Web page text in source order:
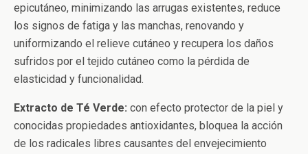
epicutáneo, minimizando las arrugas existentes, reduce
los signos de fatiga y las manchas, renovando y
uniformizando el relieve cutáneo y recupera los daños
sufridos por el tejido cutáneo como la pérdida de
elasticidad y funcionalidad.
Extracto de Té Verde: con efecto protector de la piel y
conocidas propiedades antioxidantes, bloquea la acción
de los radicales libres causantes del envejecimiento